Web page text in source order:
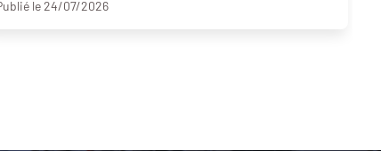
le 24/07/2026